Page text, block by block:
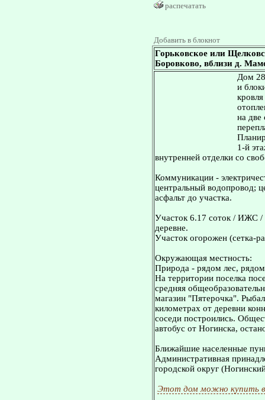
распечатать
Добавить в блокнот
Горьковское или
Боровково, вблизи д.
Дом
и
на
1-й
внутренней отделки со
Коммуникации -
центральный водопровод;
асфальт до участка.
Участок 6.17 соток / ИЖС /
деревне.
Участок огорожен (сетка-
Окружающая местность:
Природа - рядом лес,
На территории поселка
средняя
магазин "Пятерочка".
километрах от деревни
соседи построились.
автобус от Ногинска,
Ближайшие населенные
Административная
городской округ
Этот дом можно купить